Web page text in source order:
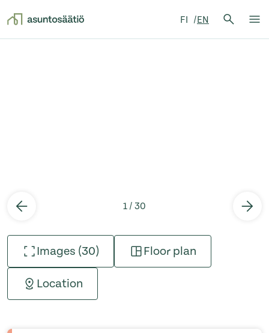
FI EN
Search
1 / 30
Images (30) Floor plan
Location